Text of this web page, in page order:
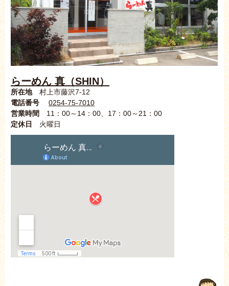
らーめん 真（SHIN）
所在地村上市藤沢7-12
電話番号
0254-75-7010
営業時間 11：00～14：00、17：00～21：00
定休日
火曜日